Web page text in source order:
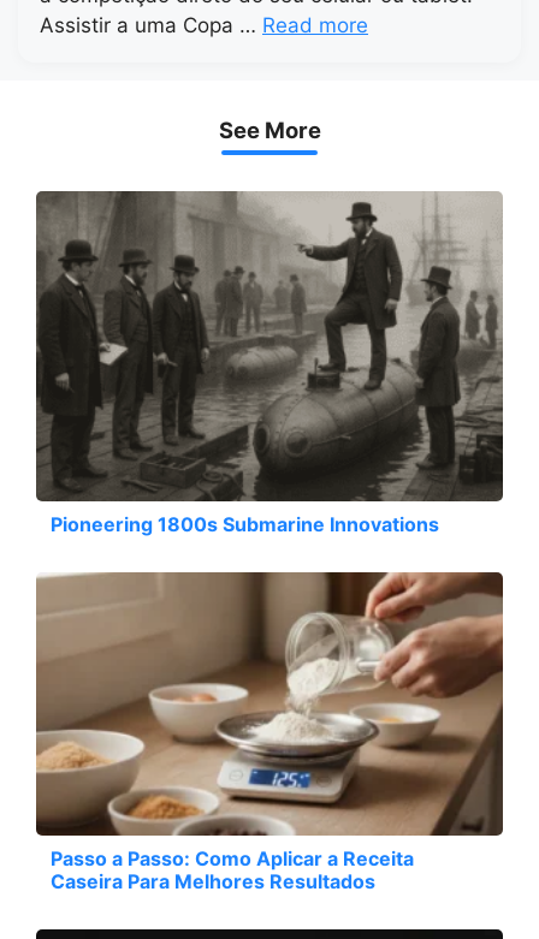
Assistir a uma Copa … Read more
See More
Pioneering 1800s Submarine Innovations
Passo a Passo: Como Aplicar a Receita
Caseira Para Melhores Resultados